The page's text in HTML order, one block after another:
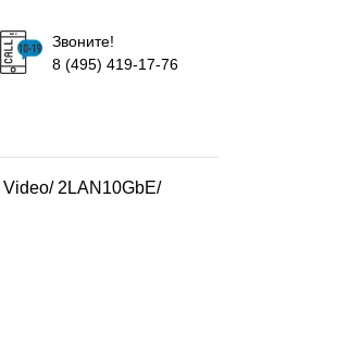
Звоните!
8 (495) 419-17-76
2LAN10GbE/